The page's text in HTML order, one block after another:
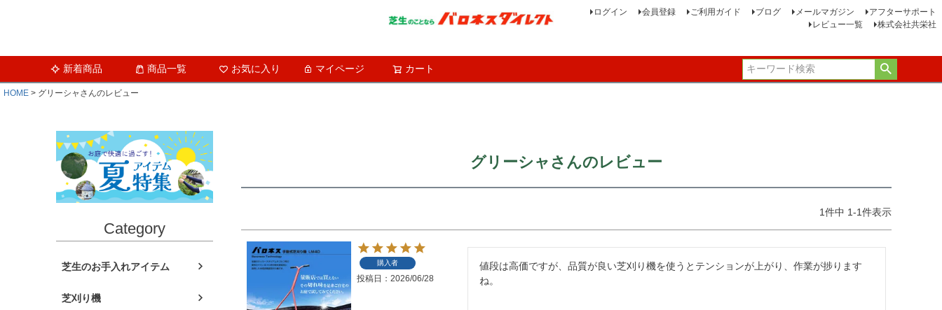
ログイン 会員登録 ご利用ガイド ブログ メールマガジン
アフターサポート
レビュー一覧
株式会社共栄社
新着商品 商品一覧 お気に入り マイページ カート
HOME グリーシャさんのレビュー
Category
芝生のお手入れアイテム
芝刈り機
グリーシャさんのレビュー
1件中 1-1件表示
購入者
投稿日 2026/06/28
値段は高価ですが、品質が良い芝刈り機を使うとテンションが上がり、作業が捗ります
ね。